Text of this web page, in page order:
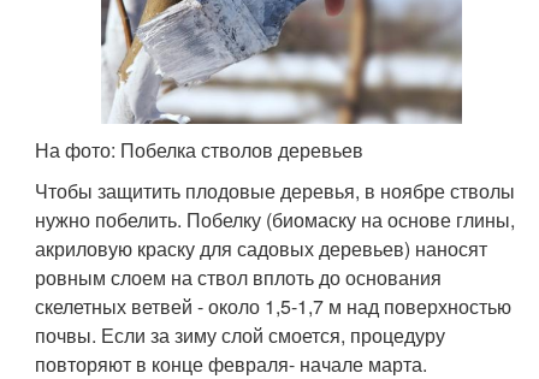
На фото: Побелка стволов деревьев
Чтобы защитить плодовые деревья, в ноябре стволы
нужно побелить. Побелку (биомаску на основе глины,
акриловую краску для садовых деревьев) наносят
ровным слоем на ствол вплоть до основания
скелетных ветвей - около 1,5-1,7 м над поверхностью
почвы. Если за зиму слой смоется, процедуру
повторяют в конце февраля- начале марта.